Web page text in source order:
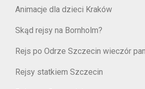
Animacje dla dzieci Kraków
Skąd rejsy na Bornholm?
Rejs po Odrze Szczecin wieczór
Rejsy statkiem Szczecin